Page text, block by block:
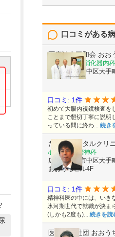
口コミがある
医療法人三和会 おお
循環器内科, 消化器内
広島県広島市中区大手
口コミ: 1件
初めて大腸内視鏡検査を
ことまで懇切丁寧に説明
っている間に終わ... 続き
たむらメンタルクリ
心療内科, 精神科
広島県広島市中区大手
おおうちビル4F
口コミ: 1件
精神科医の中には、いき
氷河期世代で就職が決ま
(しかも2度も)... 続きを読
医療法人社団 おおう